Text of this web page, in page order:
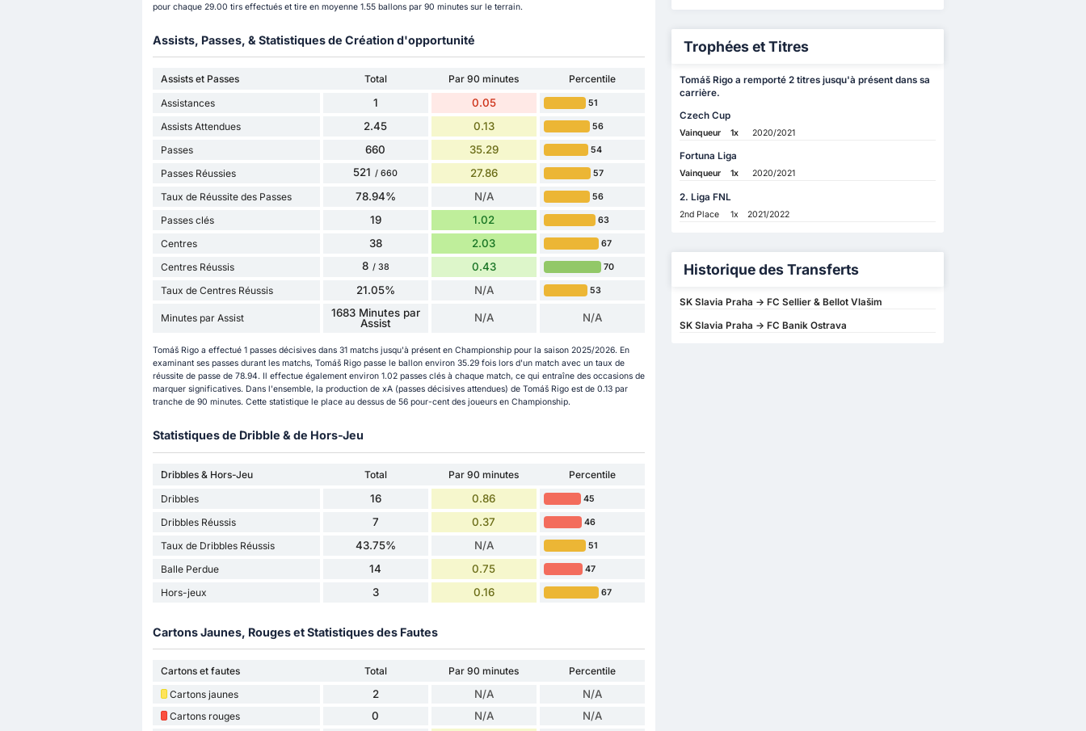
pour chaque 29.00 tirs effectués et tire en moyenne 1.55 ballons par 90 minutes sur le terrain.
Assists, Passes, & Statistiques de Création d'opportunité
Assists et Passes Total Par 90 minutes
Percentile
Assistances
1 0.05 51
Assists Attendues 2.45 0.13 56
Passes 660 35.29 54
Passes Réussies 521 / 660 27.86 57
Taux de Réussite des Passes 78.94% N/A 56
Passes clés 19 1.02 63
Centres 38 2.03 67
Centres Réussis 8 / 38 0.43 70
Taux de Centres Réussis 21.05% N/A 53
Minutes par Assist
1683 Minutes par
Assist
N/A N/A
Tomáš Rigo a effectué 1 passes décisives dans 31 matchs jusqu'à présent en Championship pour la saison 2025/2026. En
examinant ses passes durant les matchs, Tomáš Rigo passe le ballon environ 35.29 fois lors d'un match avec un taux de
réussite de passe de 78.94. Il effectue également environ 1.02 passes clés à chaque match, ce qui entraîne des occasions de
marquer significatives. Dans l'ensemble, la production de xA (passes décisives attendues) de Tomáš Rigo est de 0.13 par
tranche de 90 minutes. Cette statistique le place au dessus de 56 pour-cent des joueurs en Championship.
Statistiques de Dribble & de Hors-Jeu
Dribbles & Hors-Jeu Total Par 90 minutes
Percentile
Dribbles
16 0.86 45
Dribbles Réussis 7 0.37 46
Taux de Dribbles Réussis 43.75% N/A 51
Balle Perdue 14 0.75 47
Hors-jeux 3 0.16 67
Cartons Jaunes, Rouges et Statistiques des Fautes
Cartons et fautes Total Par 90 minutes
Percentile
Cartons jaunes
2 N/A N/A
Cartons rouges 0 N/A N/A
Trophées et Titres
Tomáš Rigo a remporté 2 titres jusqu'à présent dans sa
carrière.
Czech Cup
Vainqueur 1x 2020/2021
Fortuna Liga
Vainqueur 1x 2020/2021
2. Liga FNL
2nd Place 1x 2021/2022
Historique des Transferts
SK Slavia Praha -> FC Sellier & Bellot Vlašim
SK Slavia Praha -> FC Banik Ostrava